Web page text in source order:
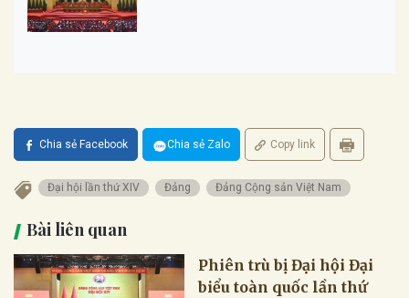
Chia sẻ Facebook Chia sẻ Zalo Copy link
Đại hội lần thứ XIV Đảng Đảng Cộng sản Việt Nam
Bài liên quan
Phiên trù bị Đại hội Đại
biểu toàn quốc lần thứ